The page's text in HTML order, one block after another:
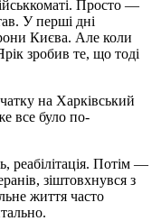
Просто —
У перші дні
Києва. Але коли
зробив те, що тоді
на Харківський
все було по-
реабілітація. Потім —
зіштовхнувся з
життя часто